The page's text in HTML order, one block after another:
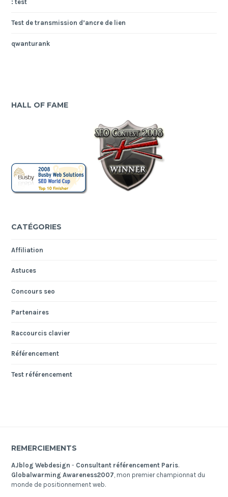
: test
Test de transmission d’ancre de lien
qwanturank
HALL OF FAME
CATÉGORIES
Affiliation
Astuces
Concours seo
Partenaires
Raccourcis clavier
Référencement
Test référencement
REMERCIEMENTS
AJblog Webdesign - Consultant référencement Paris.
Globalwarming Awareness2007 , mon premier championnat du
monde de positionnement web.